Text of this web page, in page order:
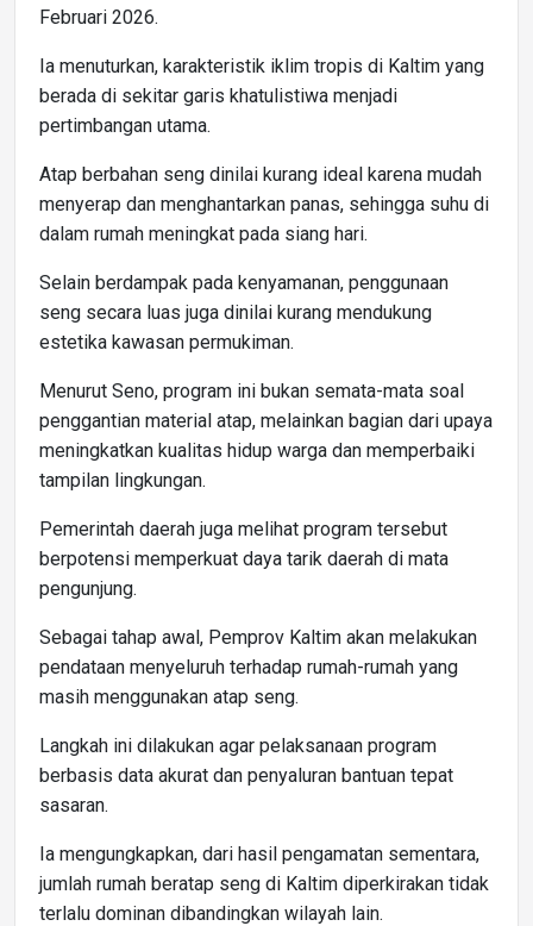
Februari 2026.
Ia menuturkan, karakteristik iklim tropis di Kaltim yang
berada di sekitar garis khatulistiwa menjadi
pertimbangan utama.
Atap berbahan seng dinilai kurang ideal karena mudah
menyerap dan menghantarkan panas, sehingga suhu di
dalam rumah meningkat pada siang hari.
Selain berdampak pada kenyamanan, penggunaan
seng secara luas juga dinilai kurang mendukung
estetika kawasan permukiman.
Menurut Seno, program ini bukan semata-mata soal
penggantian material atap, melainkan bagian dari upaya
meningkatkan kualitas hidup warga dan memperbaiki
tampilan lingkungan.
Pemerintah daerah juga melihat program tersebut
berpotensi memperkuat daya tarik daerah di mata
pengunjung.
Sebagai tahap awal, Pemprov Kaltim akan melakukan
pendataan menyeluruh terhadap rumah-rumah yang
masih menggunakan atap seng.
Langkah ini dilakukan agar pelaksanaan program
berbasis data akurat dan penyaluran bantuan tepat
sasaran.
Ia mengungkapkan, dari hasil pengamatan sementara,
jumlah rumah beratap seng di Kaltim diperkirakan tidak
terlalu dominan dibandingkan wilayah lain.